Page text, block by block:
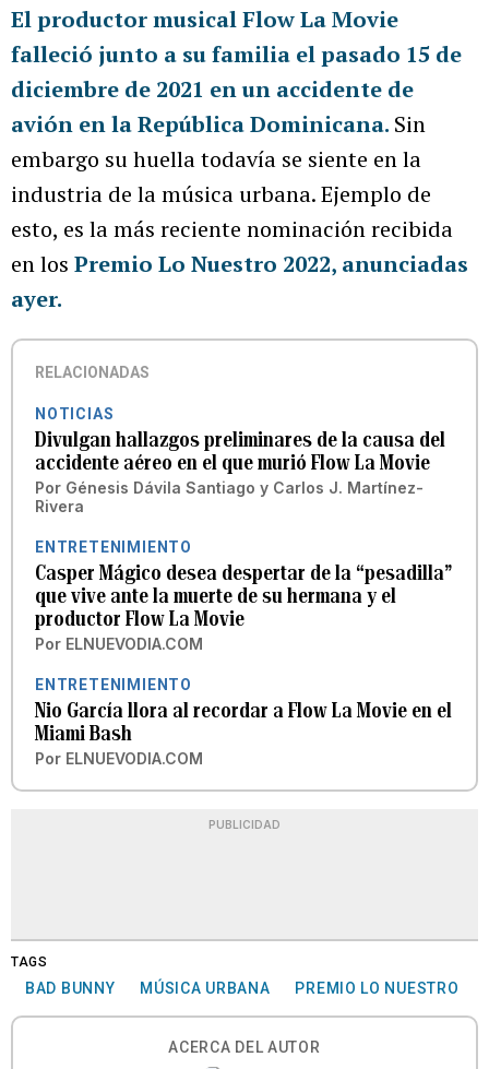
El productor musical Flow La Movie
falleció junto a su familia el pasado 15 de
diciembre de 2021 en un accidente de
avión en la República Dominicana. Sin
embargo su huella todavía se siente en la
industria de la música urbana. Ejemplo de
esto, es la más reciente nominación recibida
en los Premio Lo Nuestro 2022, anunciadas
ayer.
RELACIONADAS
NOTICIAS
Divulgan hallazgos preliminares de la causa del
accidente aéreo en el que murió Flow La Movie
Por Génesis Dávila Santiago y Carlos J. Martínez-
Rivera
ENTRETENIMIENTO
Casper Mágico desea despertar de la “pesadilla”
que vive ante la muerte de su hermana y el
productor Flow La Movie
Por ELNUEVODIA.COM
ENTRETENIMIENTO
Nio García llora al recordar a Flow La Movie en el
Miami Bash
Por ELNUEVODIA.COM
PUBLICIDAD
TAGS
BAD BUNNY MÚSICA URBANA PREMIO LO NUESTRO
ACERCA DEL AUTOR